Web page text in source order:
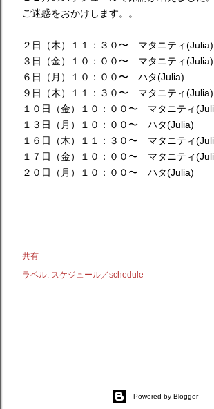
ご迷惑をおかけします。。
２日（木）１１：３０〜 マタニティ(Julia)
３日（金）１０：００〜 マタニティ(Julia)
６日（月）１０：００〜 ハタ(Julia)
９日（木）１１：３０〜 マタニティ(Julia)
１０日（金）１０：００〜 マタニティ
１３日（月）１０：００〜 ハタ(Julia)
１６日（木）１１：３０〜 マタニティ
１７日（金）１０：００〜 マタニティ
２０日（月）１０：００〜 ハタ(Julia)
共有
ラベル: スケジュール／schedule
Powered by Blogger